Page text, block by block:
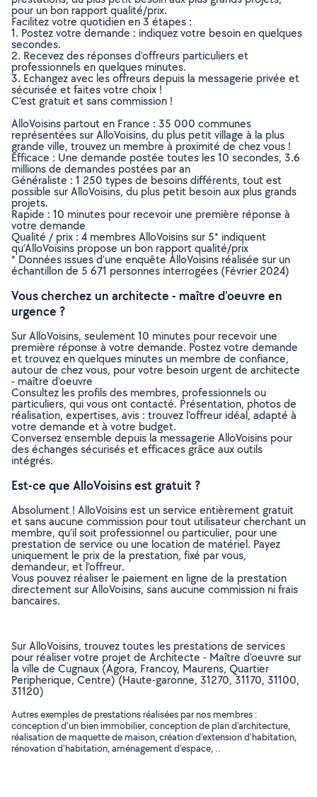
pour un bon rapport qualité/prix.
Facilitez votre quotidien en 3 étapes :
1. Postez votre demande : indiquez votre besoin en quelques
secondes.
2. Recevez des réponses d’offreurs particuliers et
professionnels en quelques minutes.
3. Echangez avec les offreurs depuis la messagerie privée et
sécurisée et faites votre choix !
C’est gratuit et sans commission !
AlloVoisins partout en France : 35 000 communes
représentées sur AlloVoisins, du plus petit village à la plus
grande ville, trouvez un membre à proximité de chez vous !
Efficace : Une demande postée toutes les 10 secondes, 3.6
millions de demandes postées par an
Généraliste : 1 250 types de besoins différents, tout est
possible sur AlloVoisins, du plus petit besoin aux plus grands
projets.
Rapide : 10 minutes pour recevoir une première réponse à
votre demande
Qualité / prix : 4 membres AlloVoisins sur 5* indiquent
qu’AlloVoisins propose un bon rapport qualité/prix
* Données issues d’une enquête AlloVoisins réalisée sur un
échantillon de 5 671 personnes interrogées (Février 2024)
Vous cherchez un architecte - maître d'oeuvre en
urgence ?
Sur AlloVoisins, seulement 10 minutes pour recevoir une
première réponse à votre demande. Postez votre demande
et trouvez en quelques minutes un membre de confiance,
autour de chez vous, pour votre besoin urgent de architecte
- maître d'oeuvre
Consultez les profils des membres, professionnels ou
particuliers, qui vous ont contacté. Présentation, photos de
réalisation, expertises, avis : trouvez l'offreur idéal, adapté à
votre demande et à votre budget.
Conversez ensemble depuis la messagerie AlloVoisins pour
des échanges sécurisés et efficaces grâce aux outils
intégrés.
Est-ce que AlloVoisins est gratuit ?
Absolument ! AlloVoisins est un service entièrement gratuit
et sans aucune commission pour tout utilisateur cherchant un
membre, qu’il soit professionnel ou particulier, pour une
prestation de service ou une location de matériel. Payez
uniquement le prix de la prestation, fixé par vous,
demandeur, et l’offreur.
Vous pouvez réaliser le paiement en ligne de la prestation
directement sur AlloVoisins, sans aucune commission ni frais
bancaires.
Sur AlloVoisins, trouvez toutes les prestations de services
pour réaliser votre projet de Architecte - Maître d'oeuvre sur
la ville de Cugnaux (Agora, Francoy, Maurens, Quartier
Peripherique, Centre) (Haute-garonne, 31270, 31170, 31100,
31120)
Autres exemples de prestations réalisées par nos membres :
conception d'un bien immobilier, conception de plan d'architecture,
réalisation de maquette de maison, création d'extension d'habitation,
rénovation d'habitation, aménagement d'espace, ..